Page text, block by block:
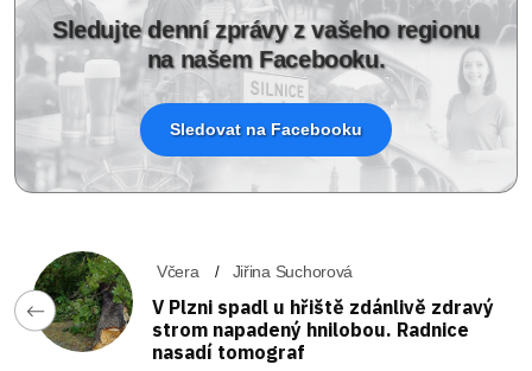
Sledujte denní zprávy z vašeho regionu
na našem Facebooku.
Sledovat na Facebooku
Včera Jiřina Suchorová
V Plzni spadl u hřiště zdánlivě zdravý
strom napadený hnilobou. Radnice
nasadí tomograf